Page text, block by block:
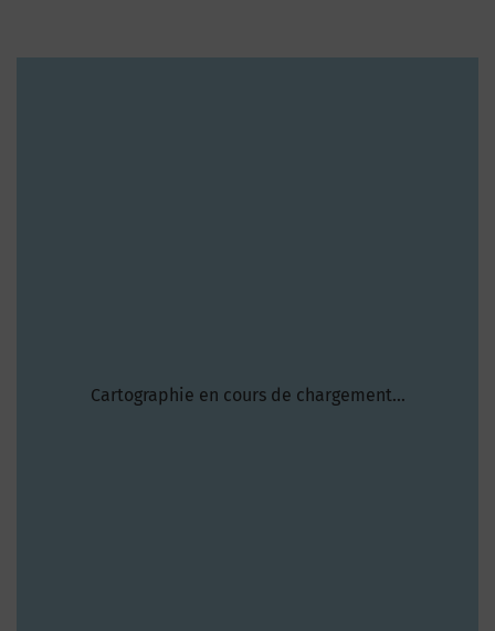
Cartographie en cours de chargement...